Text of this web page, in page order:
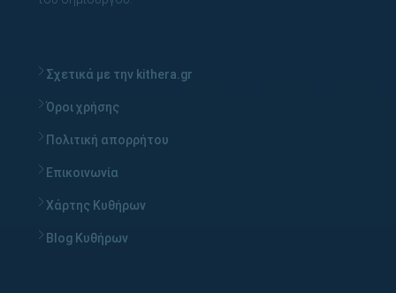
Σχετικά με την kithera.gr
Όροι χρήσης
Πολιτική απορρήτου
Επικοινωνία
Χάρτης Κυθήρων
Blog Κυθήρων